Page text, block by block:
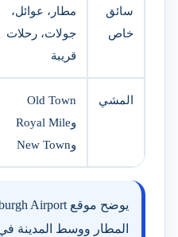
سائق
خاص
مطار، عوائل،
جولات، رحلات
قريبة
المشي
Old Town
وRoyal Mile
وNew Town